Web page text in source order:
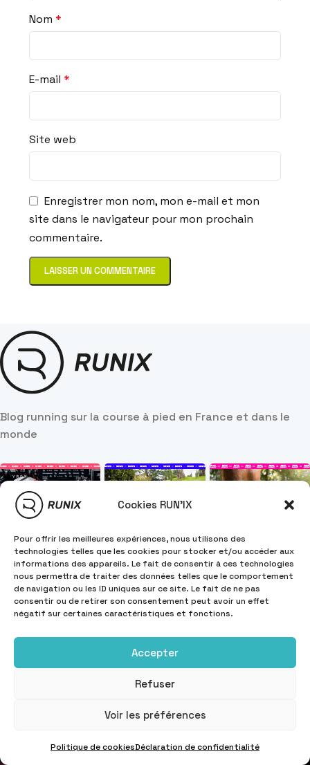
Cookies RUN'IX
Pour offrir les meilleures expériences, nous utilisons des
technologies telles que les cookies pour stocker et/ou accéder aux
informations des appareils. Le fait de consentir à ces technologies
nous permettra de traiter des données telles que le comportement
de navigation ou les ID uniques sur ce site. Le fait de ne pas
consentir ou de retirer son consentement peut avoir un effet
négatif sur certaines caractéristiques et fonctions.
Accepter
Refuser
Voir les préférences
Politique de cookiesDéclaration de confidentialité
Nom *
E-mail *
Site web
Enregistrer mon nom, mon e-mail et mon
site dans le navigateur pour mon prochain
commentaire.
Blog running sur la course à pied en France et dans le
monde